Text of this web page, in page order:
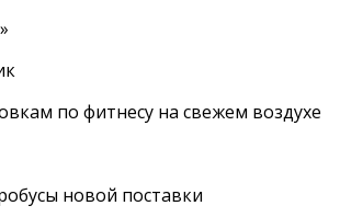
по фитнесу на свежем воздухе
новой поставки